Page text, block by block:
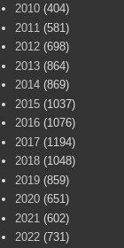
2010 (404)
2011 (581)
2012 (698)
2013 (864)
2014 (869)
2015 (1037)
2016 (1076)
2017 (1194)
2018 (1048)
2019 (859)
2020 (651)
2021 (602)
2022 (731)